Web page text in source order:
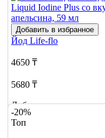
Добавить в избранное
Йод Life-flo
4650 ₸
5680 ₸
Добавить в корзину
-20%
Топ